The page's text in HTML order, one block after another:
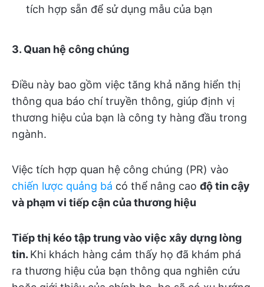
tích hợp sẵn để sử dụng mẫu của bạn
3. Quan hệ công chúng
Điều này bao gồm việc tăng khả năng hiển thị
thông qua báo chí truyền thông, giúp định vị
thương hiệu của bạn là công ty hàng đầu trong
ngành.
Việc tích hợp quan hệ công chúng (PR) vào
chiến lược quảng bá có thể nâng cao độ tin cậy
và phạm vi tiếp cận của thương hiệu
Tiếp thị kéo tập trung vào việc xây dựng lòng
tin. Khi khách hàng cảm thấy họ đã khám phá
ra thương hiệu của bạn thông qua nghiên cứu